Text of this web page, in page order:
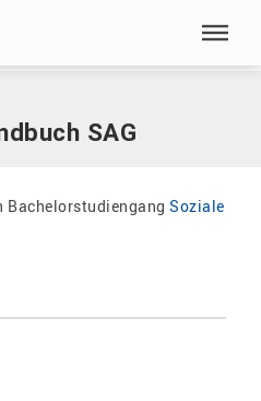
SAG
BachelorstudiengangSoziale